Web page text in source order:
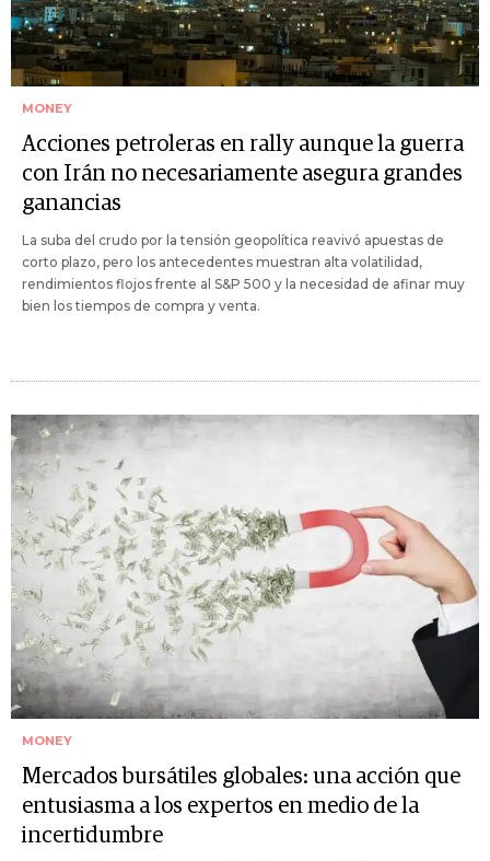
MONEY
Acciones petroleras en rally aunque la guerra
con Irán no necesariamente asegura grandes
ganancias
La suba del crudo por la tensión geopolítica reavivó apuestas de
corto plazo, pero los antecedentes muestran alta volatilidad,
rendimientos flojos frente al S&P 500 y la necesidad de afinar muy
bien los tiempos de compra y venta.
MONEY
Mercados bursátiles globales: una acción que
entusiasma a los expertos en medio de la
incertidumbre